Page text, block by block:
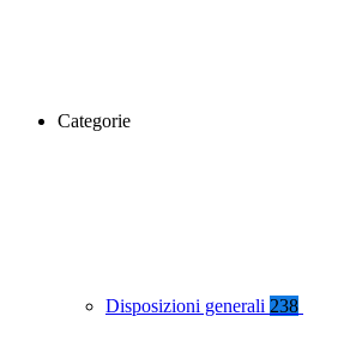
Categorie
Disposizioni generali 238